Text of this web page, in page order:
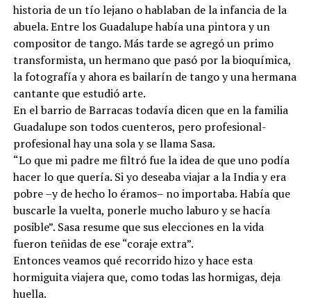
historia de un tío lejano o hablaban de la infancia de la
abuela. Entre los Guadalupe había una pintora y un
compositor de tango. Más tarde se agregó un primo
transformista, un hermano que pasó por la bioquímica,
la fotografía y ahora es bailarín de tango y una hermana
cantante que estudió arte.
En el barrio de Barracas todavía dicen que en la familia
Guadalupe son todos cuenteros, pero profesional-
profesional hay una sola y se llama Sasa.
“Lo que mi padre me filtró fue la idea de que uno podía
hacer lo que quería. Si yo deseaba viajar a la India y era
pobre –y de hecho lo éramos– no importaba. Había que
buscarle la vuelta, ponerle mucho laburo y se hacía
posible”. Sasa resume que sus elecciones en la vida
fueron teñidas de ese “coraje extra”.
Entonces veamos qué recorrido hizo y hace esta
hormiguita viajera que, como todas las hormigas, deja
huella.